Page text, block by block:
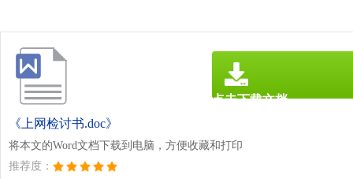
《上网检讨书.doc》
将本文的Word文档下载到电脑，方便收藏和打印
推荐度：
点击下载文档